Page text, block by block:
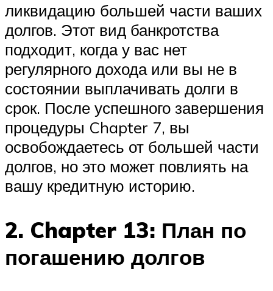
ликвидацию большей части ваших
долгов. Этот вид банкротства
подходит, когда у вас нет
регулярного дохода или вы не в
состоянии выплачивать долги в
срок. После успешного завершения
процедуры Chapter 7, вы
освобождаетесь от большей части
долгов, но это может повлиять на
вашу кредитную историю.
2. Chapter 13: План по
погашению долгов